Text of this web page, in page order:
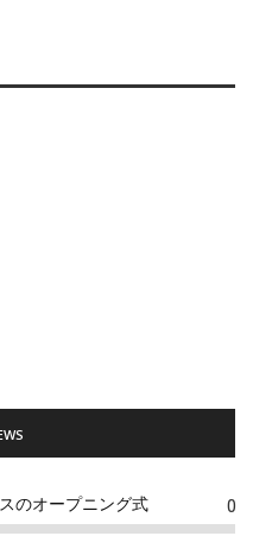
のオープニング式 0